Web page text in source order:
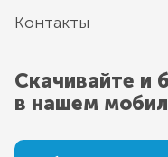
Контакты
Скачивайте и
в нашем